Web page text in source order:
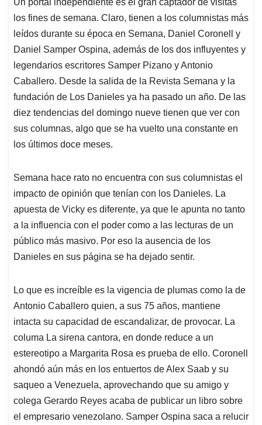
s
A
p
p
b
o
o
k
e
d
I
n
l
a
d
s
los fines de semana. Claro, tienen a los columnistas más
leídos durante su época en Semana, Daniel Coronell y
Daniel Samper Ospina, además de los dos influyentes y
legendarios escritores Samper Pizano y Antonio
Caballero. Desde la salida de la Revista Semana y la
fundación de Los Danieles ya ha pasado un año. De las
diez tendencias del domingo nueve tienen que ver con
sus columnas, algo que se ha vuelto una constante en
los últimos doce meses.
Semana hace rato no encuentra con sus columnistas el
impacto de opinión que tenían con los Danieles. La
apuesta de Vicky es diferente, ya que le apunta no tanto
a la influencia con el poder como a las lecturas de un
público más masivo. Por eso la ausencia de los
Danieles en sus página se ha dejado sentir.
Lo que es increíble es la vigencia de plumas como la de
Antonio Caballero quien, a sus 75 años, mantiene
intacta su capacidad de escandalizar, de provocar. La
columa La sirena cantora, en donde reduce a un
estereotipo a Margarita Rosa es prueba de ello. Coronell
ahondó aún más en los entuertos de Alex Saab y su
saqueo a Venezuela, aprovechando que su amigo y
colega Gerardo Reyes acaba de publicar un libro sobre
el empresario venezolano. Samper Ospina saca a relucir